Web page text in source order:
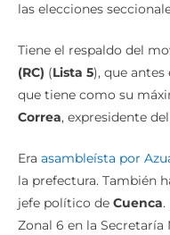
las elecciones
Tiene el respaldo del
(RC) (Lista 5), que antes
que tiene como su
Correa, expresidente
Era asambleísta por
la prefectura. También
jefe político de Cuenca.
Zonal 6 en la Secretaría